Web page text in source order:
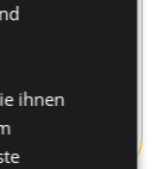
Produkt
ihnen